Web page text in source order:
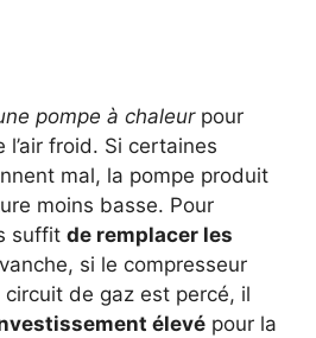
pompe à chaleurpour
froid. Si certaines
mal, la pompe produit
moins basse. Pour
suffit de remplacer les
si le compresseur
de gaz est percé, il
élevé pour la